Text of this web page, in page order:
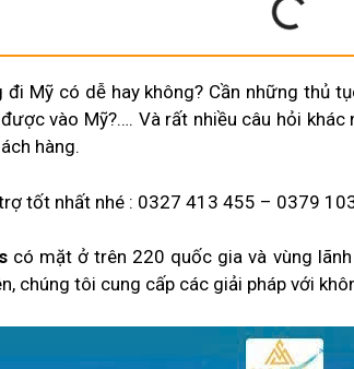
Mỹ có dễ hay không? Cần những thủ
vào Mỹ?…. Và rất nhiều câu hỏi
hàng.
tốt nhất nhé : 0327 413 455 – 0379
có mặt ở trên 220 quốc gia và vùng
chúng tôi cung cấp các giải pháp với